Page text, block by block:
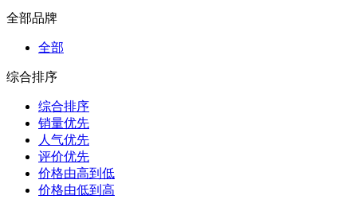
全部品牌
全部
综合排序
综合排序
销量优先
人气优先
评价优先
价格由高到低
价格由低到高